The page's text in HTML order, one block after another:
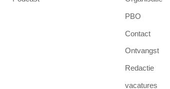
PBO
Contact
Ontvangst
Redactie
vacatures